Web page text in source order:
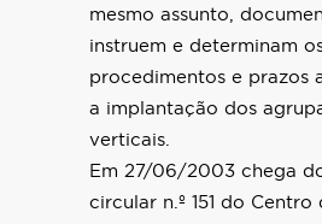
mesmo assunto,
instruem e determinam
procedimentos e prazos
a implantação dos
verticais.
Em 27/06/2003 chega
circular n.º 151 do Centro